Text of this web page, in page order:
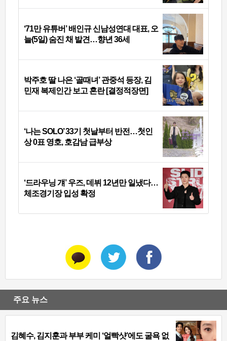
‘71만 유튜버’ 배인규 신남성연대 대표, 오
늘(5일) 숨진 채 발견…향년 36세
박주호 딸 나은 ‘골때녀’ 관중석 등장, 김
민재 복제인간 보고 혼란 [결정적장면]
‘나는 SOLO’ 33기 첫날부터 반전…첫인
상 0표 영호, 호감남 급부상
‘드라우닝 걔’ 우즈, 데뷔 12년만 일냈다…
체조경기장 입성 확정
주요 뉴스
김혜수, 김지훈과 부부 케미 ‘얼빡샷’에도 굴욕 없